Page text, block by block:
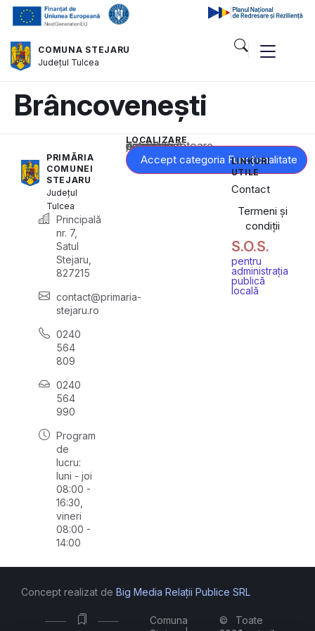
COMUNA STEJARU
Județul Tulcea
Brâncovenești
PRIMĂRIA
COMUNEI
STEJARU
Județul
Tulcea
Principală
nr. 7,
Satul
Stejaru,
827215
contact@primaria-
stejaru.ro
0240
564
809
0240
564
990
Program
de
lucru:
luni - joi
08:00 -
16:30,
vineri
08:00 -
14:00
LOCALIZARE
Acest conținut este blocat până când acceptați categoria corespunzătoare de cookie-uri.
Accept categoria Funcționalitate
LINKURI
UTILE
Contact
Termeni și
condiții
S.O.S.
pentru
administrația
publică
locală
Comuna
©
Toate
Concept realizat de Big Media Relații Publice SRL